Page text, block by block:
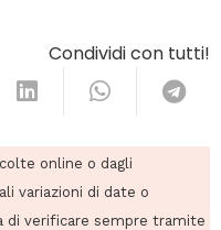
Condividi con tutti!
online o dagli
variazioni di date o
di verificare sempre tramite